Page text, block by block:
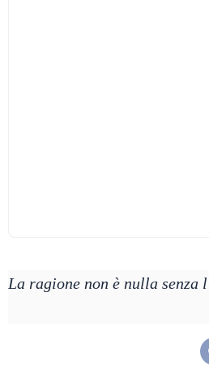
La ragione non è nulla senza